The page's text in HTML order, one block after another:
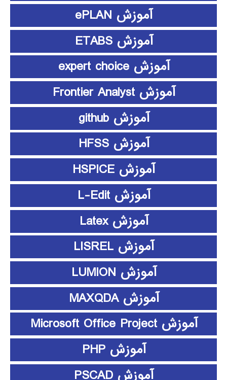
آموزش ePLAN
آموزش ETABS
آموزش expert choice
آموزش Frontier Analyst
آموزش github
آموزش HFSS
آموزش HSPICE
آموزش L-Edit
آموزش Latex
آموزش LISREL
آموزش LUMION
آموزش MAXQDA
آموزش Microsoft Office Project
آموزش PHP
آموزش PSCAD